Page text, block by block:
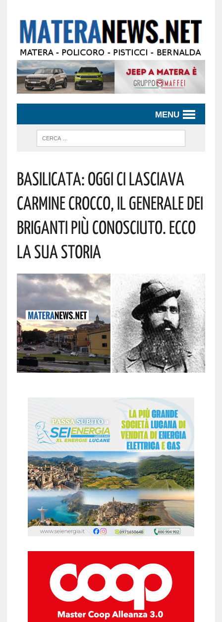
MENU
Basilicata: Oggi Ci Lasciava
Carmine Crocco, Il Generale Dei
Briganti Più Conosciuto. Ecco
La Sua Storia